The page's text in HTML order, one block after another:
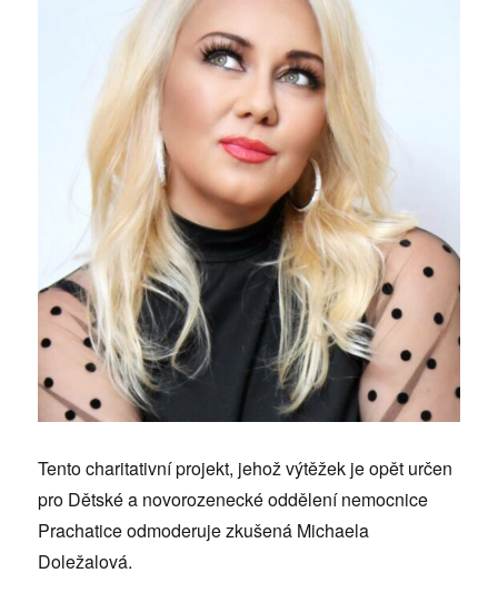
Tento charitativní projekt, jehož výtěžek je opět určen
pro Dětské a novorozenecké oddělení nemocnice
Prachatice odmoderuje zkušená Michaela
Doležalová.